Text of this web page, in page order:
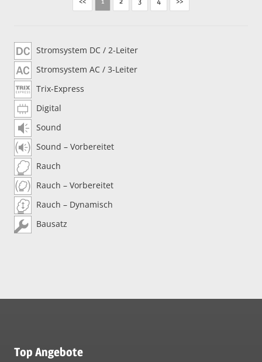
Stromsystem DC / 2-Leiter
Stromsystem AC / 3-Leiter
Trix-Express
Digital
Sound
Sound – Vorbereitet
Rauch
Rauch – Vorbereitet
Rauch – Dynamisch
Bausatz
Top Angebote